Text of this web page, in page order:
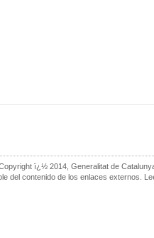
ï¿½ 2014, Generalitat de
del contenido de los enlaces externos.